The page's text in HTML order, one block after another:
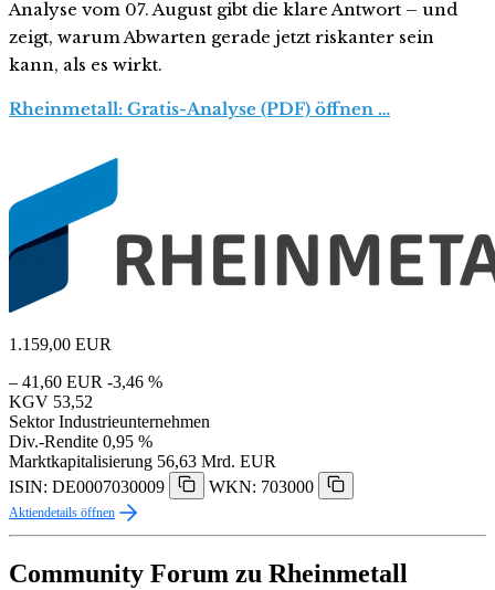
Analyse vom 07. August gibt die klare Antwort – und
zeigt, warum Abwarten gerade jetzt riskanter sein
kann, als es wirkt.
Rheinmetall: Gratis-Analyse (PDF) öffnen …
1.159,00 EUR
– 41,60 EUR -3,46 %
KGV 53,52
Sektor Industrieunternehmen
Div.-Rendite 0,95 %
Marktkapitalisierung 56,63 Mrd. EUR
ISIN: DE0007030009
WKN: 703000
Aktiendetails öffnen
Community Forum zu Rheinmetall